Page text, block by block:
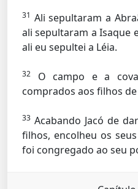
31 Ali sepultaram a
ali sepultaram a Isaque
ali eu sepultei a Léia.
32
O campo e a
comprados aos filhos
33 Acabando Jacó de
filhos, encolheu os
foi congregado ao seu